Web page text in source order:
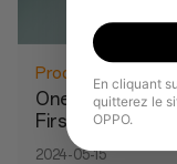
Produit
OnePlus 12 and
First to Receive
2024-05-15
En cliquant
quitterez le
OPPO.